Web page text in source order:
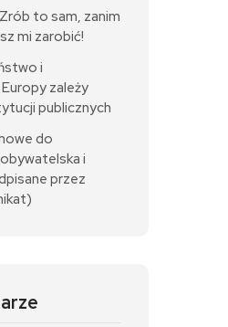
to sam, zanim
mi zarobić!
i
zależy
publicznych
do
i
przez